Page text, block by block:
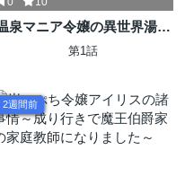
泉マニア令嬢の異世界湯け
むり革命記
第1話
2週間前